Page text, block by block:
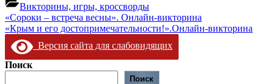
Викторины, игры, кроссворды
Навигация
по
записям
Предыдущая
запись:
«Сороки – встреча весны». Онлайн-викторина
Следующая
запись:
«Крым и его достопримечательности!».Онлайн-викторина
Версия сайта для слабовидящих
Поиск
Поиск